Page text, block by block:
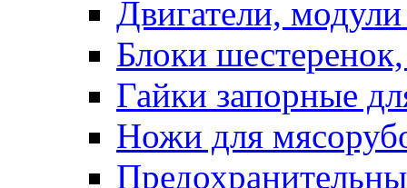
Двигатели,
Блоки
Гайки запорные
Ножи для